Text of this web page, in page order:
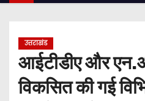
उत्तराखंड
आईटीडीए और
विकसित की गई